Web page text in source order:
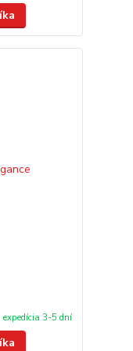
expedícia 3-5 dní